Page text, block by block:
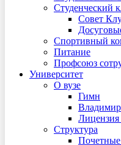
Студенческий
Совет
Спортивный
Питание
Профсоюз
Университет
О вузе
Гимн
Лицензия
Структура
Почетные